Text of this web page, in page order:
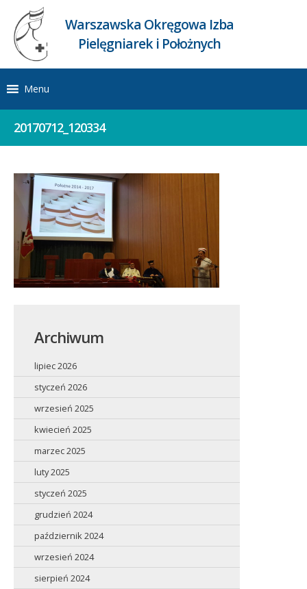
Warszawska Okręgowa Izba
Pielęgniarek i Położnych
Menu
20170712_120334
Archiwum
lipiec 2026
styczeń 2026
wrzesień 2025
kwiecień 2025
marzec 2025
luty 2025
styczeń 2025
grudzień 2024
październik 2024
wrzesień 2024
sierpień 2024